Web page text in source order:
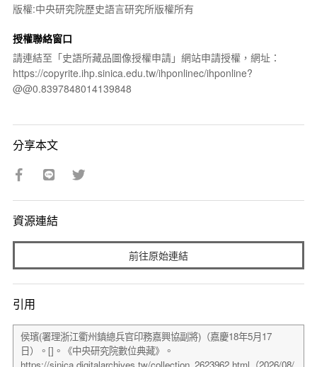
版權:中央研究院歷史語言研究所版權所有
授權聯絡窗口
請連結至「史語所藏品圖像授權申請」網站申請授權，網址：
https://copyrite.ihp.sinica.edu.tw/ihponlinec/ihponline?
@@0.8397848014139848
分享本文
資源連結
前往原始連結
引用